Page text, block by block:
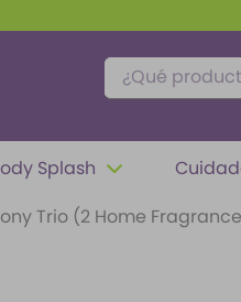
¿Qué
Splash
Trio (2 Home
BUSCADOS
herrera